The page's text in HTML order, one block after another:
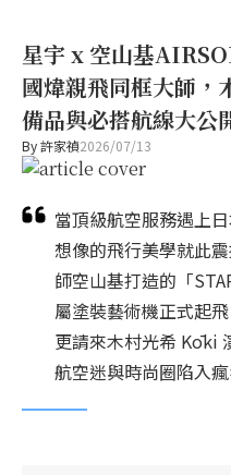
星宇 x 空山基
國煒親飛同框大師，
備品與必搭航線大公
By許家禎2026/07/13
當頂級航空服務遇上
想像的飛行美學就此
師空山基打造的「
屬塗裝藝術機正式起
更請來木村光希 Kōki
航空迷與時尚圈陷入瘋